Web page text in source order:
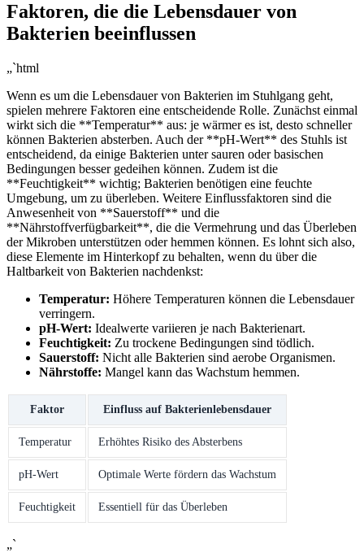
Faktoren, die die Lebensdauer von
Bakterien beeinflussen
„`html
Wenn es um‍ die Lebensdauer von Bakterien⁣ im Stuhlgang geht,
spielen⁢ mehrere Faktoren eine entscheidende Rolle. Zunächst einmal
wirkt sich die ⁣**Temperatur** aus: je wärmer es ist, desto schneller
können Bakterien absterben. Auch der **pH-Wert** des Stuhls ist
entscheidend, da einige Bakterien unter sauren oder basischen
⁢Bedingungen besser gedeihen können. ‍Zudem ist die
**Feuchtigkeit** wichtig; Bakterien benötigen ⁤eine⁤ feuchte
Umgebung, um zu überleben. Weitere Einflussfaktoren sind die
Anwesenheit von​ **Sauerstoff** und die
⁣**Nährstoffverfügbarkeit**, die die Vermehrung und das ⁢Überleben
der Mikroben unterstützen‍ oder hemmen können. Es lohnt ‍sich also,
diese Elemente im Hinterkopf zu​ behalten, wenn du über⁢ die
Haltbarkeit von Bakterien nachdenkst:
Temperatur: Höhere Temperaturen können die Lebensdauer
verringern.
pH-Wert: ⁢Idealwerte variieren je nach Bakterienart.
Feuchtigkeit: Zu trockene Bedingungen sind tödlich.
Sauerstoff: Nicht alle Bakterien sind aerobe Organismen.
Nährstoffe: Mangel kann⁣ das Wachstum hemmen.
Faktor Einfluss auf‍ Bakterienlebensdauer
Temperatur Erhöhtes Risiko des Absterbens
pH-Wert Optimale Werte fördern ⁣das Wachstum
Feuchtigkeit Essentiell für das Überleben
„`